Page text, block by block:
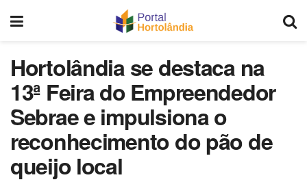
Hortolândia se destaca na
13ª Feira do Empreendedor
Sebrae e impulsiona o
reconhecimento do pão de
queijo local